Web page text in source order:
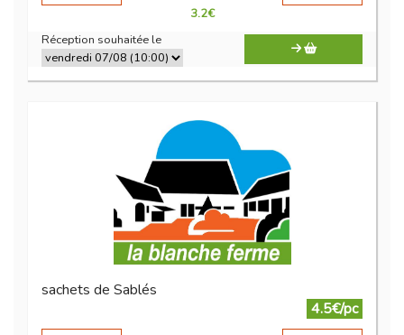
3.2€
Réception souhaitée le
sachets de Sablés
4.5€/pc